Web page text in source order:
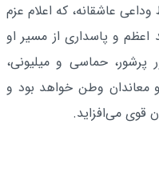
عاشقانه، که اعلام عزم
اعظم و پاسداری از مسیر او
حماسی و میلیونی،
معاندان وطن خواهد بود و
قوی می‌افزاید.